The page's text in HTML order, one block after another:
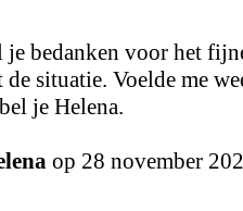
bedanken voor het
situatie. Voelde me
je Helena.
op 28 november